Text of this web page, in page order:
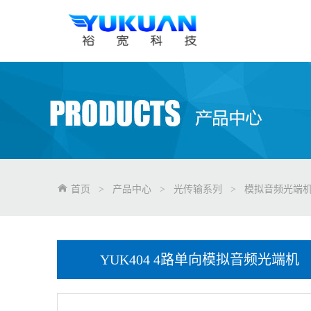
首页 > 产品中心 > 光传输系列 > 模拟音频光端
YUK404 4路单向模拟音频光端机